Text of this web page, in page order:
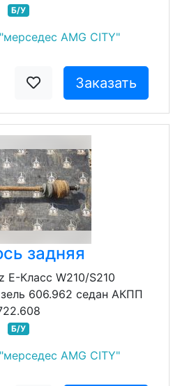
Б/У
AMG CITY"
Заказать
задняя
E-Класс W210/S210
606.962 седан АКПП
Б/У
AMG CITY"